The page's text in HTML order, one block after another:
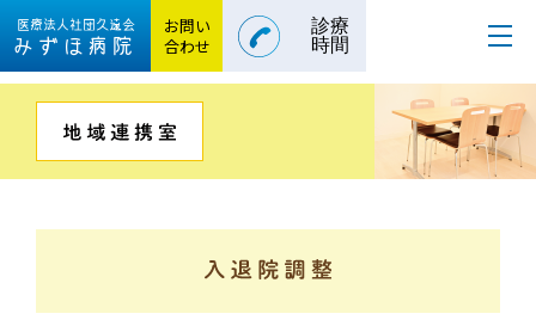
医療法人社団久遠会
みずほ病院
お問い
合わせ
診療
時間